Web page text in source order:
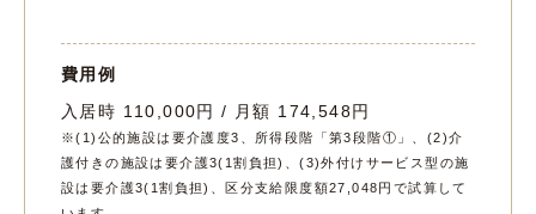
費用例
入居時 110,000円 / 月額 174,548円
※(1)公的施設は要介護度3、所得段階「第3段階①」、(2)介
護付きの施設は要介護3(1割負担)、(3)外付けサービス型の施
設は要介護3(1割負担)、区分支給限度額27,048円で試算して